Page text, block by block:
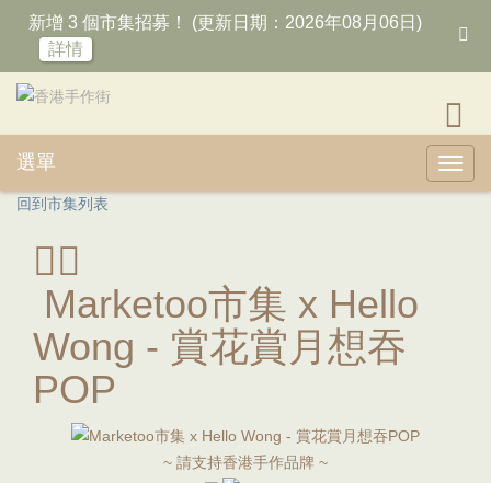
新增 3 個市集招募！ (更新日期：2026年08月06日)
詳情
選單
回到市集列表
Marketoo市集 x Hello
Wong - 賞花賞月想吞
POP
~ 請支持香港手作品牌 ~